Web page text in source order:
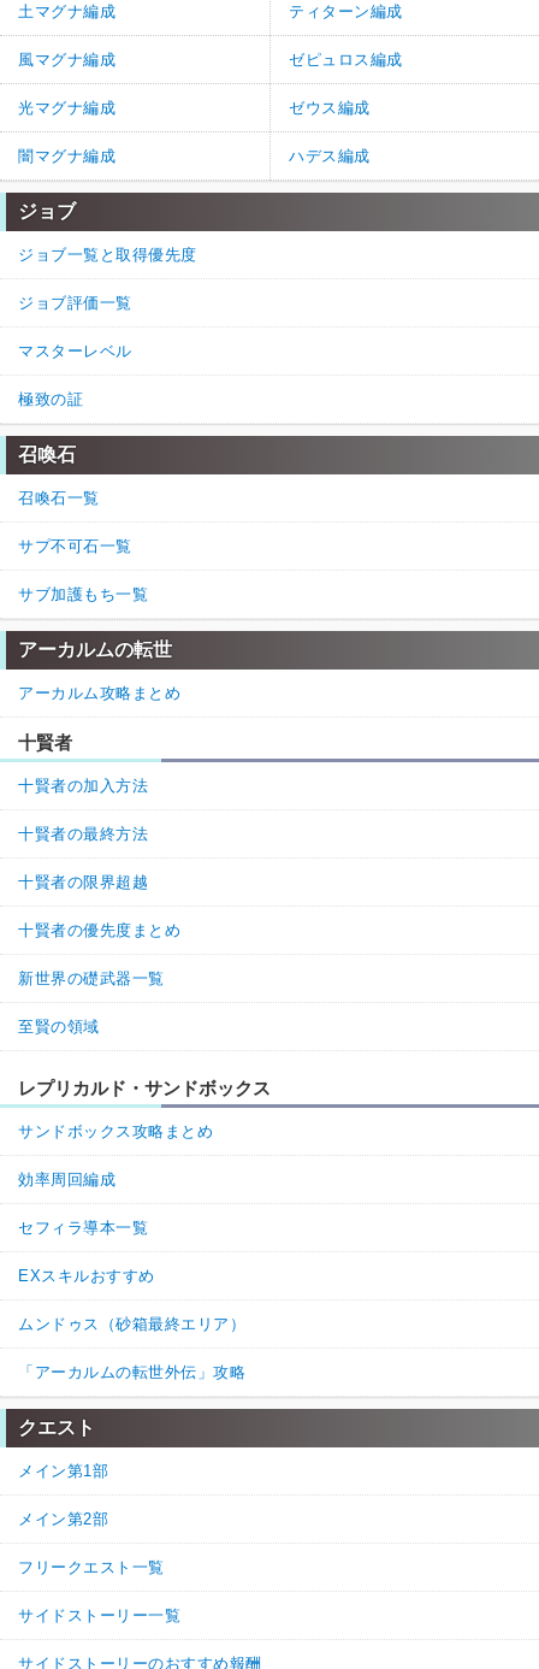
土マグナ編成 ティターン編成
風マグナ編成 ゼピュロス編成
光マグナ編成 ゼウス編成
闇マグナ編成 ハデス編成
ジョブ
ジョブ一覧と取得優先度
ジョブ評価一覧
マスターレベル
極致の証
召喚石
召喚石一覧
サプ不可石一覧
サブ加護もち一覧
アーカルムの転世
アーカルム攻略まとめ
十賢者
十賢者の加入方法
十賢者の最終方法
十賢者の限界超越
十賢者の優先度まとめ
新世界の礎武器一覧
至賢の領域
レプリカルド・サンドボックス
サンドボックス攻略まとめ
効率周回編成
セフィラ導本一覧
EXスキルおすすめ
ムンドゥス（砂箱最終エリア）
「アーカルムの転世外伝」攻略
クエスト
メイン第1部
メイン第2部
フリークエスト一覧
サイドストーリー一覧
サイドストーリーのおすすめ報酬